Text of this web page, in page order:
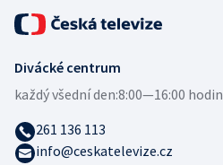
Divácké centrum
každý všední den:8:00—16:00 hodin
261 136 113
info@ceskatelevize.cz